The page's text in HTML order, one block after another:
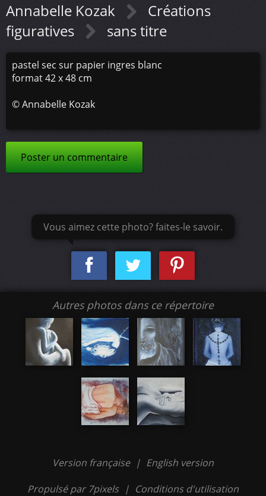
Annabelle Kozak
Créations
figuratives
sans titre
pastel sec sur papier ingres blanc
format 42 x 48 cm
©Annabelle Kozak
Poster un commentaire
Vous aimez cette photo? faites-le savoir.
Autres photos dans ce répertoire
Version française | English version
Propulsé par 7pixels | Conditions d'utilisation